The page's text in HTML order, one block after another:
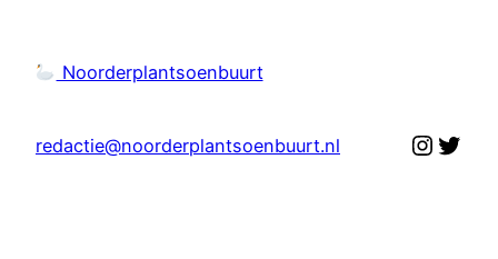
Noorderplantsoenbuurt
redactie@noorderplantsoenbuurt.nl